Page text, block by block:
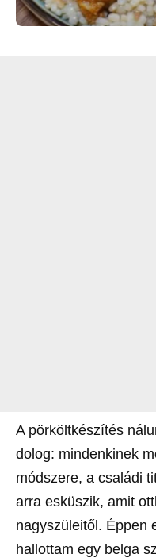
A pörköltkészítés
dolog: mindenkinek
módszere, a családi
arra esküszik, amit
nagyszüleitől. Éppen
hallottam egy belga